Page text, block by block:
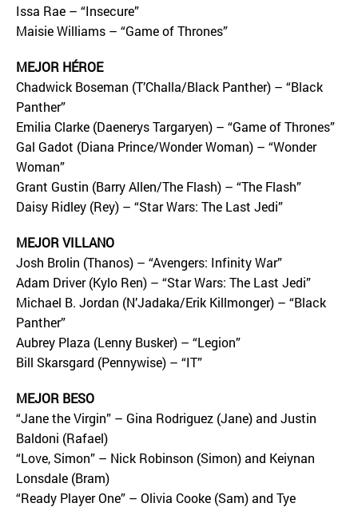
Issa Rae – “Insecure”
Maisie Williams – “Game of Thrones”
MEJOR HÉROE
Chadwick Boseman (T’Challa/Black Panther) – “Black
Panther”
Emilia Clarke (Daenerys Targaryen) – “Game of Thrones”
Gal Gadot (Diana Prince/Wonder Woman) – “Wonder
Woman”
Grant Gustin (Barry Allen/The Flash) – “The Flash”
Daisy Ridley (Rey) – “Star Wars: The Last Jedi”
MEJOR VILLANO
Josh Brolin (Thanos) – “Avengers: Infinity War”
Adam Driver (Kylo Ren) – “Star Wars: The Last Jedi”
Michael B. Jordan (N’Jadaka/Erik Killmonger) – “Black
Panther”
Aubrey Plaza (Lenny Busker) – “Legion”
Bill Skarsgard (Pennywise) – “IT”
MEJOR BESO
“Jane the Virgin” – Gina Rodriguez (Jane) and Justin
Baldoni (Rafael)
“Love, Simon” – Nick Robinson (Simon) and Keiynan
Lonsdale (Bram)
“Ready Player One” – Olivia Cooke (Sam) and Tye